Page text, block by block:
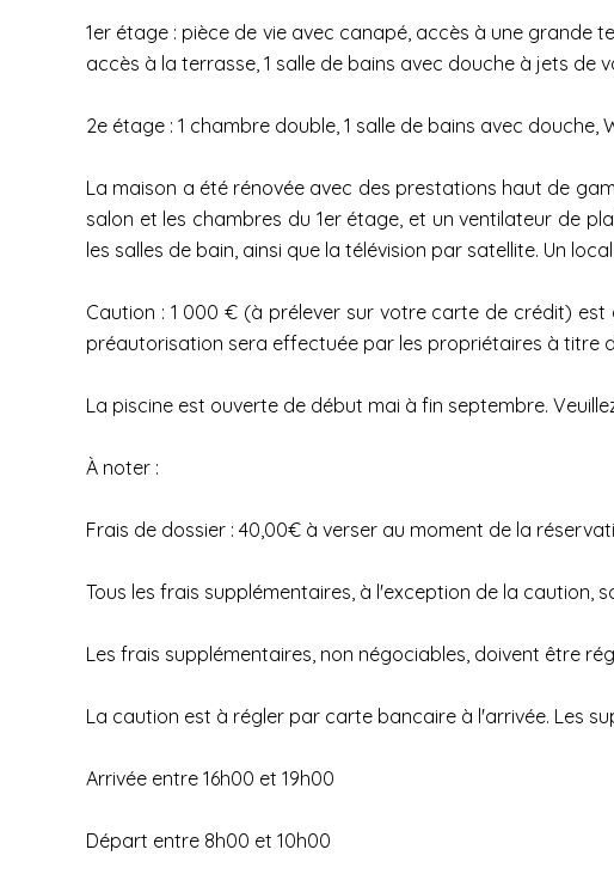
1er étage : pièce de vie avec canapé, accès à une grande
accès à la terrasse, 1 salle de bains avec douche à jets de
2e étage : 1 chambre double, 1 salle de bains avec douche,
La maison a été rénovée avec des prestations haut de
salon et les chambres du 1er étage, et un ventilateur de
les salles de bain, ainsi que la télévision par satellite. Un
Caution : 1 000 € (à prélever sur votre carte de crédit)
préautorisation sera effectuée par les propriétaires à titre
La piscine est ouverte de début mai à fin septembre.
À noter :
Frais de dossier : 40,00€ à verser au moment de la
Tous les frais supplémentaires, à l'exception de la caution,
Les frais supplémentaires, non négociables, doivent être
La caution est à régler par carte bancaire à l'arrivée. Les
Arrivée entre 16h00 et 19h00
Départ entre 8h00 et 10h00